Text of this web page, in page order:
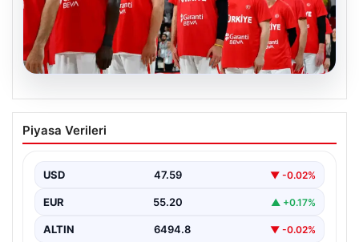
05.08.2026
12 Dev Adam — Litvanya Sınavı İçin
Biletler Satışta
kapsamındaki Litvanya maçı için biletler resmi…
Piyasa Verileri
USD 47.59 ▼ -0.02%
EUR 55.20 ▲ +0.17%
ALTIN 6494.8 ▼ -0.02%